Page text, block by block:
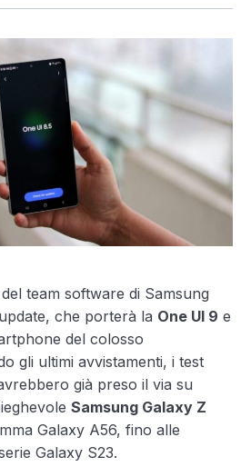
team software di Samsung
che porterà la One UI 9 e
del colosso
gli ultimi avvistamenti, i test
già preso il via su
Samsung Galaxy Z
Galaxy A56, fino alle
Galaxy S23.